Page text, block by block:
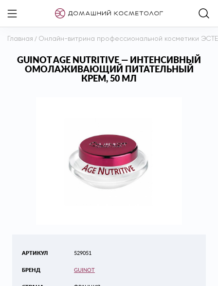
Главная / Онлайн-витрина профессиональной косметики
GUINOT AGE NUTRITIVE — ИНТЕНСИВНЫЙ
ОМОЛАЖИВАЮЩИЙ ПИТАТЕЛЬНЫЙ
КРЕМ, 50 МЛ
АРТИКУЛ
БРЕНД
529051
GUINOT